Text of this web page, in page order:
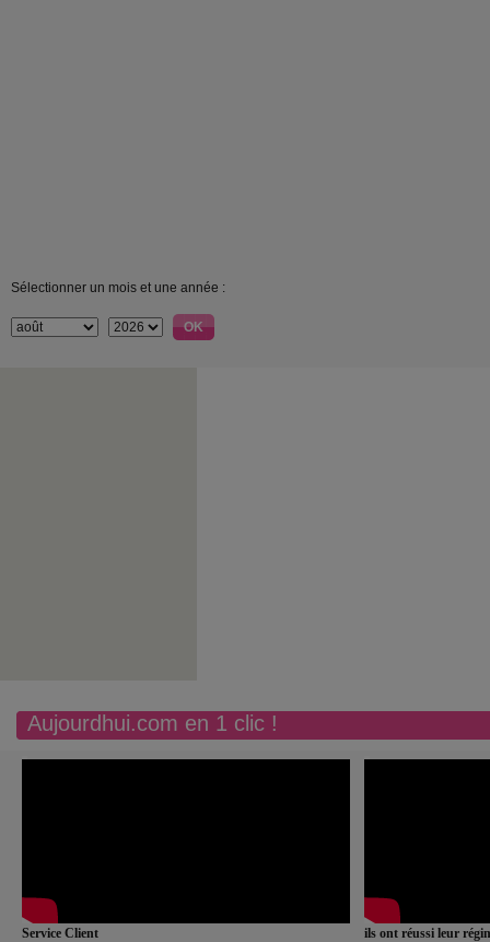
Sélectionner un mois et une année :
Aujourdhui.com en 1 clic !
Service Client
ils ont réussi leur